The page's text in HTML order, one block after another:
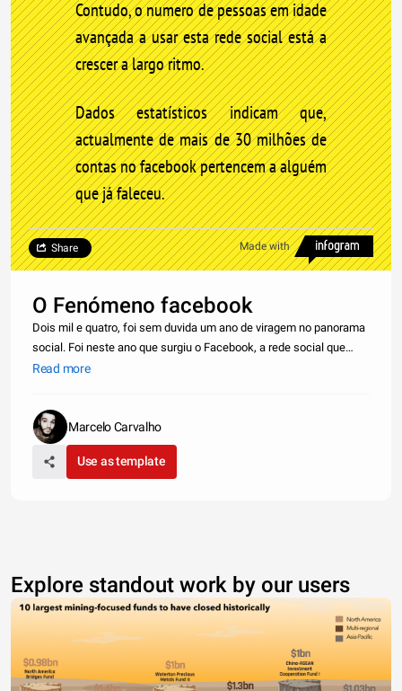
Contudo, o numero de pessoas em idade
avançada a usar esta rede social está a
crescer a largo ritmo.
Dados estatísticos indicam que,
actualmente de mais de 30 milhões de
contas no facebook pertencem a alguém
que já faleceu.
Made with
Share
O Fenómeno facebook
Dois mil e quatro, foi sem duvida um ano de viragem no panorama
social. Foi neste ano que surgiu o Facebook, a rede social que
mudou radicalmente a Internet e o seu usuário. Hoje, com mais de
Read more
Marcelo Carvalho
Use as template
Explore standout work by our users